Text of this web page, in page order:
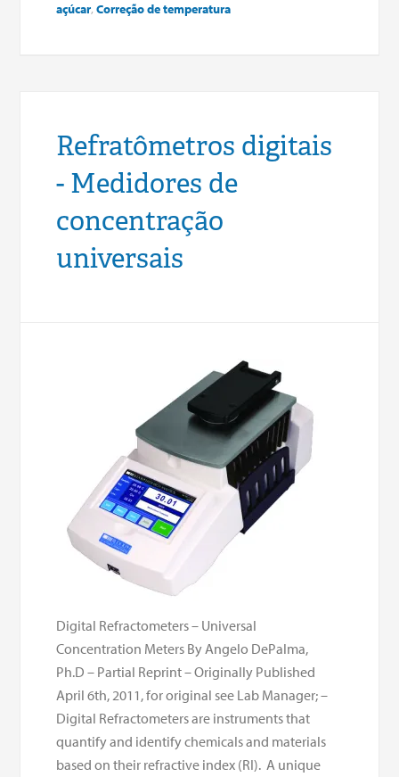
açúcar,Correção de temperatura
Refratômetros digitais
- Medidores de
concentração
universais
Digital Refractometers – Universal
Concentration Meters By Angelo DePalma,
Ph.D – Partial Reprint – Originally Published
April 6th, 2011, for original see Lab Manager; –
Digital Refractometers are instruments that
quantify and identify chemicals and materials
based on their refractive index (RI). A unique